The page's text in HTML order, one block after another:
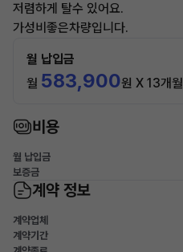
저렴하게 탈수 있어요.
가성비좋은차량입니다.
월 납입금
월 583,900원 X 13개월
비용
월 납입금
보증금
계약 정보
계약업체
계약기간